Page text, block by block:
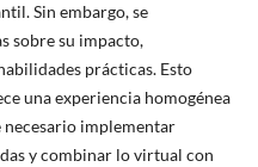
Sin embargo, se
sobre su impacto,
prácticas. Esto
una experiencia homogénea
necesario implementar
y combinar lo virtual con